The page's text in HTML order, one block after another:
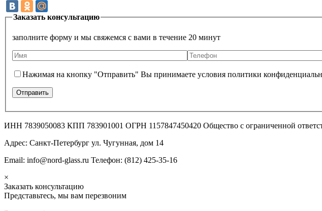
Заказать консультацию
заполните форму и мы свяжемся с вами в течение 20 минут
Нажимая на кнопку "Отправить" Вы принимаете условия политики
ИНН 7839050083 КПП 783901001 ОГРН 1157847450420 Общество с ограниченной
Адрес: Санкт-Петербург ул. Чугунная, дом 14
Email: info@nord-glass.ru Телефон: (812) 425-35-16
×
Заказать консультацию
Представьтесь, мы вам перезвоним